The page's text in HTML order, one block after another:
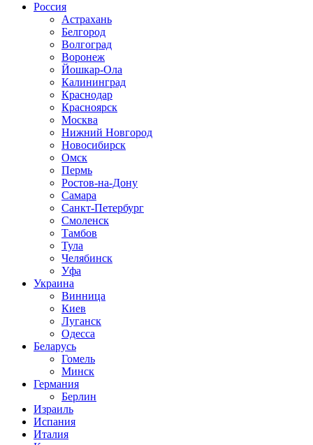
Россия
Астрахань
Белгород
Волгоград
Воронеж
Йошкар-Ола
Калининград
Краснодар
Красноярск
Москва
Нижний Новгород
Новосибирск
Омск
Пермь
Ростов-на-Дону
Самара
Санкт-Петербург
Смоленск
Тамбов
Тула
Челябинск
Уфа
Украина
Винница
Киев
Луганск
Одесса
Беларусь
Гомель
Минск
Германия
Берлин
Израиль
Испания
Италия